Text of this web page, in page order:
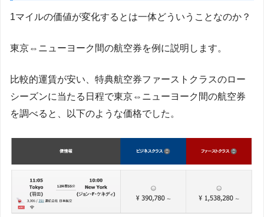
1マイルの価値が変化するとは一体どういうことなのか？
東京⇔ニューヨーク間の航空券を例に説明します。
比較的運賃が安い、特典航空券ファーストクラスのロー
シーズンに当たる日程で東京⇔ニューヨーク間の航空券
を調べると、以下のような価格でした。